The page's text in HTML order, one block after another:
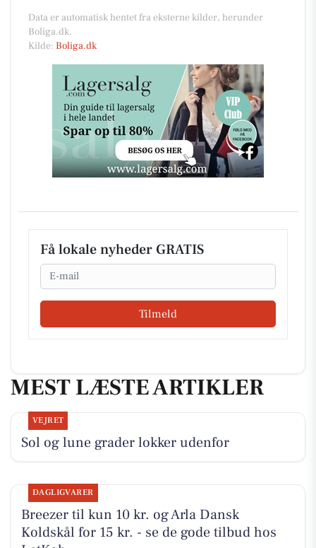
Data er automatisk hentet fra eksterne kilder, herunder
Boliga.dk.
Kilde: Boliga.dk
Få lokale nyheder GRATIS
Email
Tilmeld
MEST LÆSTE ARTIKLER
VEJRET
Sol og lune grader lokker udenfor
DAGLIGVARER
Breezer til kun 10 kr. og Arla Dansk
Koldskål for 15 kr. - se de gode tilbud hos